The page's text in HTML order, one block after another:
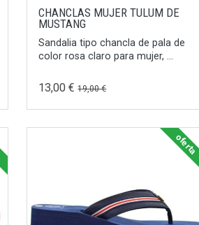
CHANCLAS MUJER TULUM DE
MUSTANG
Sandalia tipo chancla de pala de
color rosa claro para mujer, ...
13,00 €19,00 €
oferta